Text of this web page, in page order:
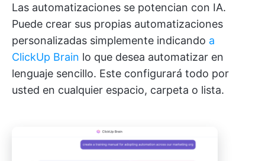
Las automatizaciones se potencian con IA.
Puede crear sus propias automatizaciones
personalizadas simplemente indicando a
ClickUp Brain lo que desea automatizar en
lenguaje sencillo. Este configurará todo por
usted en cualquier espacio, carpeta o lista.